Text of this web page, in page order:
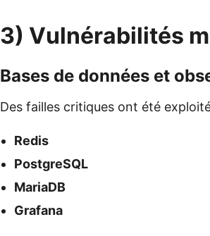
3) Vulnérabilités
Bases de données et
Des failles critiques ont été
Redis
PostgreSQL
MariaDB
Grafana